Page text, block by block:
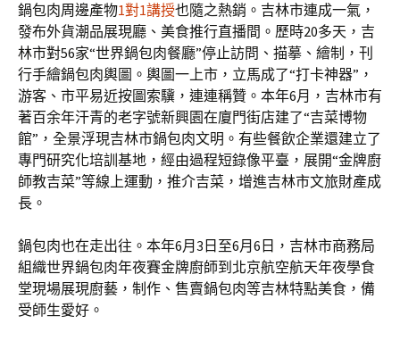
鍋包肉周邊產物1對1講授也隨之熱銷。吉林市連成一氣，
發布外貨潮品展現廳、美食推行直播間。歷時20多天，吉
林市對56家“世界鍋包肉餐廳”停止訪問、描摹、繪制，刊
行手繪鍋包肉輿圖。輿圖一上市，立馬成了“打卡神器”，
游客、市平易近按圖索驥，連連稱贊。本年6月，吉林市有
著百余年汗青的老字號新興園在廈門街店建了“吉菜博物
館”，全景浮現吉林市鍋包肉文明。有些餐飲企業還建立了
專門研究化培訓基地，經由過程短錄像平臺，展開“金牌廚
師教吉菜”等線上運動，推介吉菜，增進吉林市文旅財產成
長。
鍋包肉也在走出往。本年6月3日至6月6日，吉林市商務局
組織世界鍋包肉年夜賽金牌廚師到北京航空航天年夜學食
堂現場展現廚藝，制作、售賣鍋包肉等吉林特點美食，備
受師生愛好。